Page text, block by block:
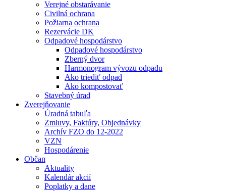
Verejné obstarávanie
Civilná ochrana
Požiarna ochrana
Rezervácie DK
Odpadové hospodárstvo
Odpadové hospodárstvo
Zberný dvor
Harmonogram vývozu odpadu
Ako triediť odpad
Ako kompostovať
Stavebný úrad
Zverejňovanie
Úradná tabuľa
Zmluvy, Faktúry, Objednávky
Archív FZO do 12-2022
VZN
Hospodárenie
Občan
Aktuality
Kalendár akcií
Poplatky a dane